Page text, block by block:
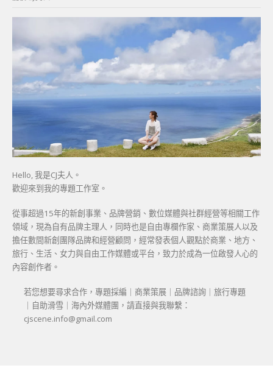
Hello, 我是CJ夫人。
歡迎來到我的專題工作室。
從事超過15年的新創事業、品牌營銷、數位媒體與社群經營等相關工作
領域，現為自有品牌主理人，同時也是自由專欄作家、商業策展人以及
擔任數間新創團隊品牌和經營顧問，經常發表個人觀點於商業、地方、
旅行、生活、女力與自由工作媒體或平台，致力於成為一位啟發人心的
內容創作者。
若您想要尋求合作，專題採編｜商業策展｜品牌諮詢｜旅行專題
｜自助滑雪｜海內外媒體團，請直接與我聯繫：
cjscene.info@gmail.com